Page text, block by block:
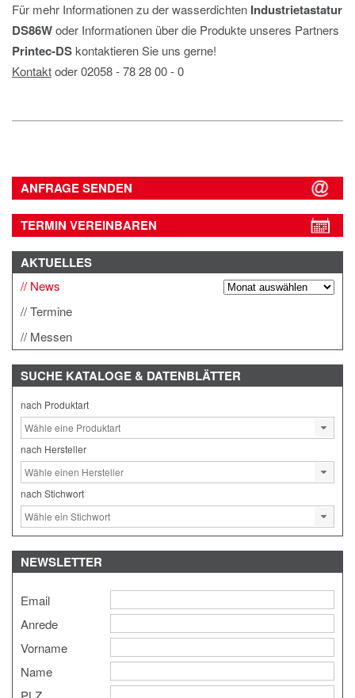
Für mehr Informationen zu der wasserdichten Industrietastatur
DS86Woder Informationen über die Produkte unseres Partners
Printec-DSkontaktieren Sie uns gerne!
Kontaktoder 02058 ‐ 78 28 00 ‐ 0
ANFRAGE SENDEN
TERMIN VEREINBAREN
AKTUELLES
News
Termine
Messen
SUCHE KATALOGE & DATENBLÄTTER
nach Produktart
nach Hersteller
nach Stichwort
NEWSLETTER
Email
Anrede
Vorname
Name